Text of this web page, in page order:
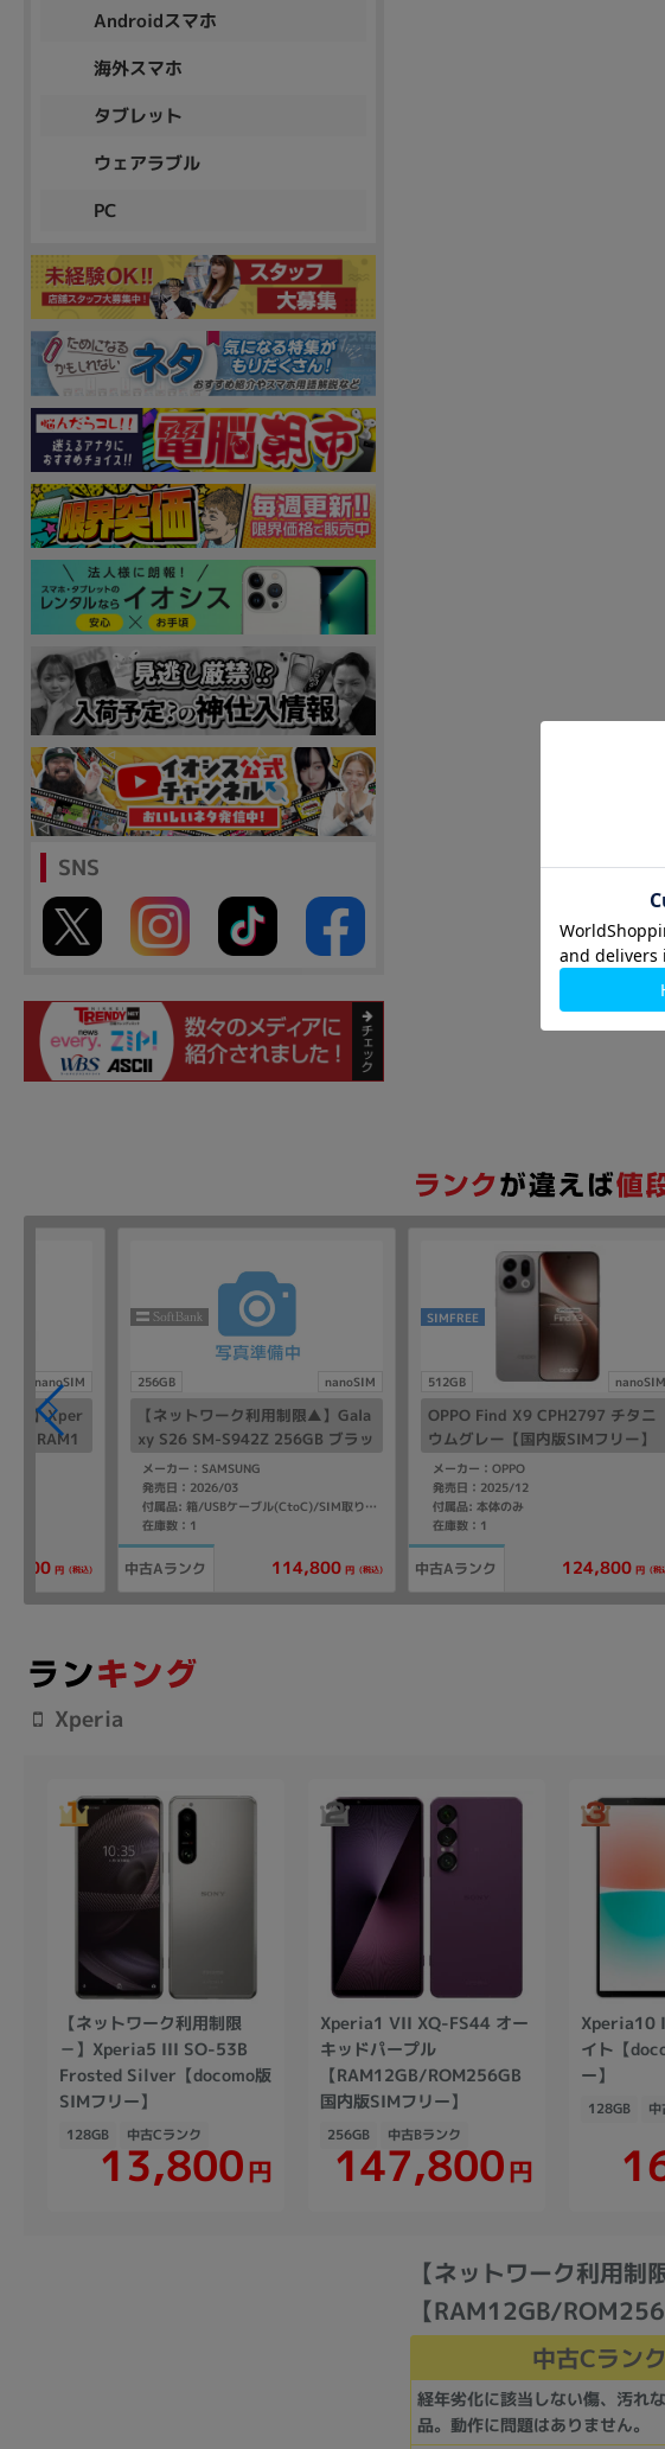
Androidスマホ
海外スマホ
タブレット
ウェアラブル
PC
SNS
nanoSIM
限▲】Xper
【RAM1
円 (税込)
256GB nanoSIM
【ネットワーク利用制限▲】Gala
xy S26 SM-S942Z 256GB ブラッ
ク【SoftBank版 SIMフリー】
メーカー：SAMSUNG
発売日：2026/03
付属品: 箱/USBケーブル(CtoC)/SIM取り出し用ピン/クイックスタートガイド
在庫数：1
中古Aランク 114,800 円 (税込)
512GB nanoSIM
SIMFREE
OPPO Find X9 CPH2797 チタニ
ウムグレー【国内版SIMフリー】
メーカー：OPPO
発売日：2025/12
付属品: 本体のみ
在庫数：1
中古Aランク 124,800 円 (税
Xperia
【ネットワーク利用制限
－】Xperia5 III SO-53B
Frosted Silver【docomo版
SIMフリー】
128GB 中古Cランク
13,800円
Xperia1 VII XQ-FS44 オー
キッドパープル
【RAM12GB/ROM256GB
国内版SIMフリー】
256GB 中古Bランク
147,800円
Xperia10
イト【
ー】
128GB
【ネットワーク利用
【RAM12GB/
中古Cランク
経年劣化に該当しない傷、汚れ
品。動作に問題はありません。